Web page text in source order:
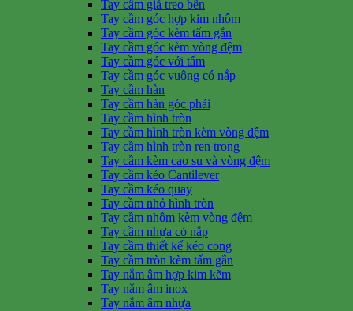
Tay cầm giá treo bên
Tay cầm góc hợp kim nhôm
Tay cầm góc kèm tấm gắn
Tay cầm góc kèm vòng đệm
Tay cầm góc với tấm
Tay cầm góc vuông có nắp
Tay cầm hàn
Tay cầm hàn góc phải
Tay cầm hình tròn
Tay cầm hình tròn kèm vòng đệm
Tay cầm hình tròn ren trong
Tay cầm kèm cao su và vòng đệm
Tay cầm kéo Cantilever
Tay cầm kéo quay
Tay cầm nhỏ hình tròn
Tay cầm nhôm kèm vòng đệm
Tay cầm nhựa có nắp
Tay cầm thiết kế kéo cong
Tay cầm tròn kèm tấm gắn
Tay nắm âm hợp kim kẽm
Tay nắm âm inox
Tay nắm âm nhựa